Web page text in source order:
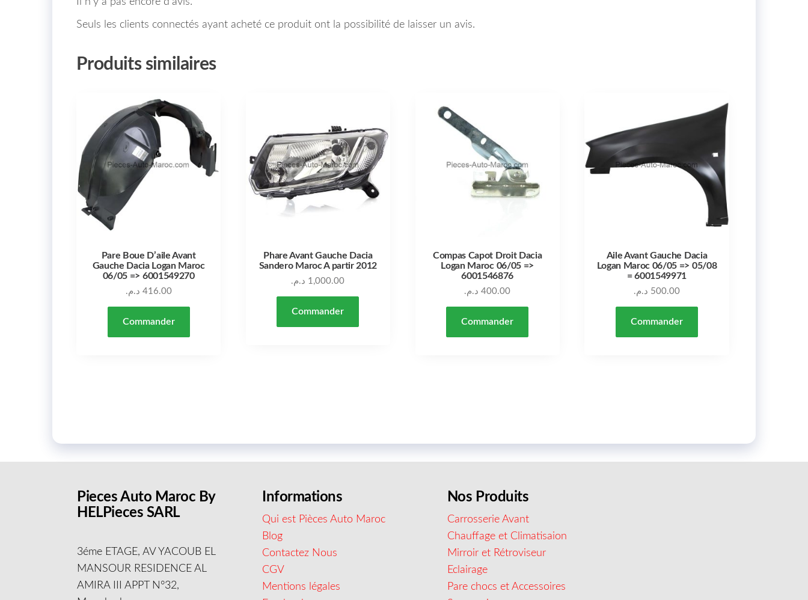
Seuls les clients connectés ayant acheté ce produit ont la possibilité de laisser un avis.
Produits similaires
Pare Boue D’aile Avant
Gauche Dacia Logan Maroc
06/05 => 6001549270
416.00 د.م.
Commander
Phare Avant Gauche Dacia
Sandero Maroc A partir 2012
1,000.00 د.م.
Commander
Compas Capot Droit Dacia
Logan Maroc 06/05 =>
6001546876
400.00 د.م.
Commander
Aile Avant Gauche Dacia
Logan Maroc 06/05 => 05/08
= 6001549971
500.00 د.م.
Commander
Pieces Auto Maroc By
HELPieces SARL
3éme ETAGE, AV YACOUB EL
MANSOUR RESIDENCE AL
AMIRA III APPT N°32,
Informations
Qui est Pièces Auto Maroc
Blog
Contactez Nous
CGV
Mentions légales
Nos Produits
Carrosserie Avant
Chauffage et Climatisaion
Mirroir et Rétroviseur
Eclairage
Pare chocs et Accessoires